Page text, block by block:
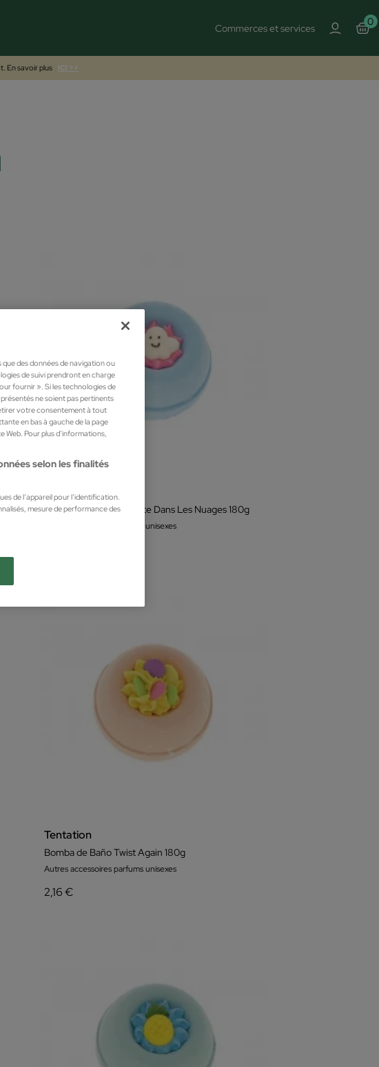
Commerces et services
0
En savoir plus ICI >>
Tentation
Bomba de Baño La Petite Dans Les Nuages 180g
Autres accessoires parfums unisexes
Tentation
Bomba de Baño Twist Again 180g
Autres accessoires parfums unisexes
2,16 €
des données de navigation ou
de suivi prendront en charge
fournir ». Si les technologies de
ne soient pas pertinents
votre consentement à tout
en bas à gauche de la page
Web. Pour plus d’informations,
selon les finalités
de l’appareil pour l’identification.
mesure de performance des